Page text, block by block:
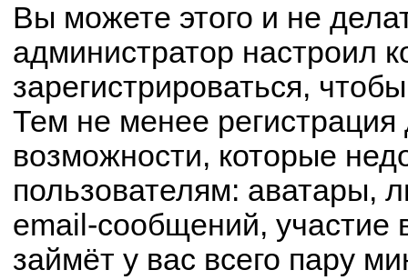
Вы можете этого и не
администратор настроил
зарегистрироваться,
Тем не менее
возможности, которые
пользователям: аватары,
email-сообщений, участие
займёт у вас всего пару